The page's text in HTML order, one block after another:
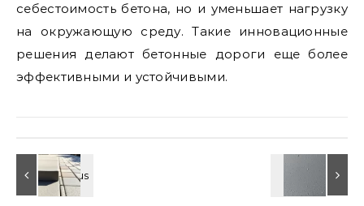
себестоимость бетона, но и уменьшает нагрузку
на окружающую среду. Такие инновационные
решения делают бетонные дороги еще более
эффективными и устойчивыми.